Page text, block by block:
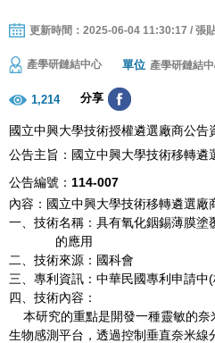
更新時間：2025-06-04 11:30:17 / 張
產學研鏈結中心 單位 產學研鏈結
1,214 分享
國立中興大學技術授權遴選廠商公告
公告主旨：國立中興大學技術移轉遴
公告編號： 114-007
內容：國立中興大學技術移轉遴選廠
一、技術名稱：具有氧化銦錫薄膜
的應用
二、技術來源：國科會
三、專利資訊：中華民國專利申請中
四、技術內容：
本研究的重點是開發一種靈敏的奈
生物感測平台，透過控制垂直奈米